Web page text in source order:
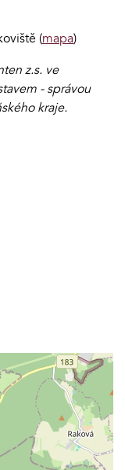
(mapa)
z.s. ve
- správou
kraje.